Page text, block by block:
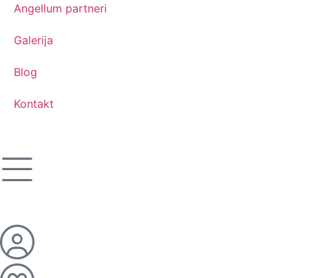
Angellum partneri
Galerija
Blog
Kontakt